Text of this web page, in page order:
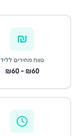
₪
טווח מחירים לליד
₪60 - ₪60